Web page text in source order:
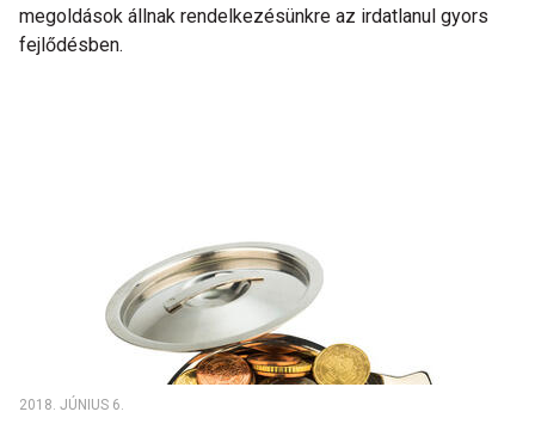
megoldások állnak rendelkezésünkre az irdatlanul gyors
fejlődésben.
2018. JÚNIUS 6.